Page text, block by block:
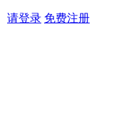
请登录 免费注册